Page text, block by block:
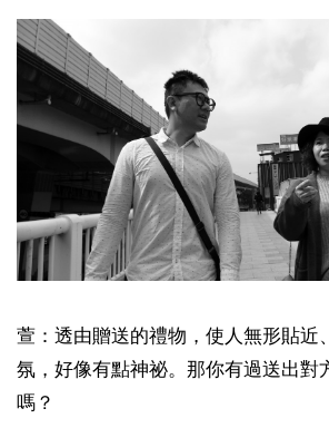
萱：透由贈送的禮物，使人無形貼近
氛，好像有點神祕。那你有過送出對
嗎？